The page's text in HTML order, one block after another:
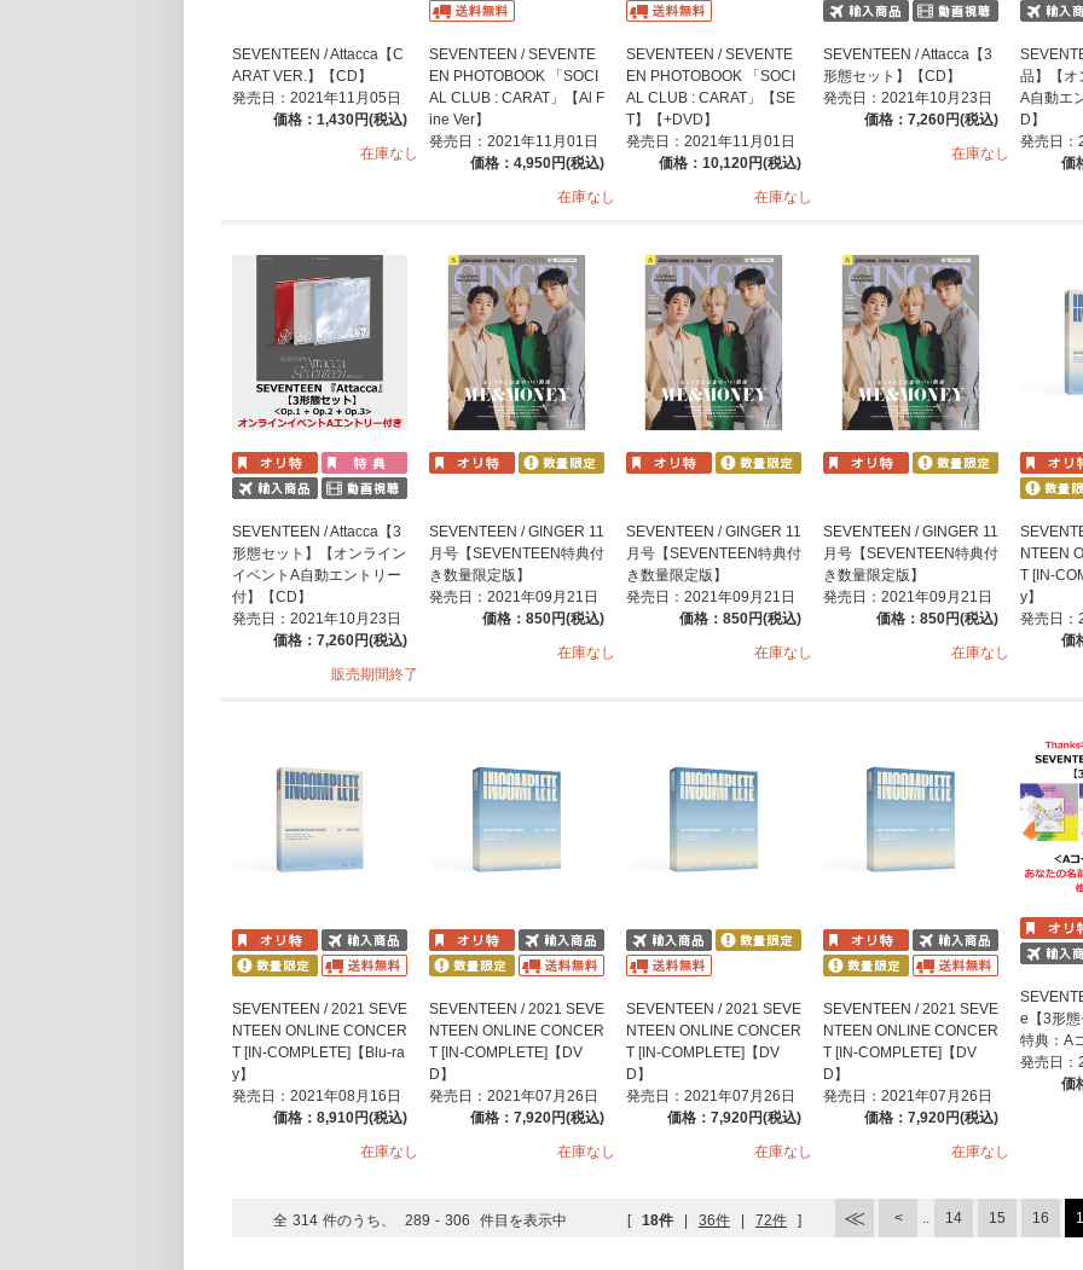
SEVENTEEN / Attacca【C
ARAT VER.】【CD】
発売日：2021年11月05日
価格：1,430円(税込)
在庫なし
SEVENTEEN / SEVENTE
EN PHOTOBOOK 「SOCI
AL CLUB : CARAT」【Al F
ine Ver】
発売日：2021年11月01日
価格：4,950円(税込)
在庫なし
SEVENTEEN / SEVENTE
EN PHOTOBOOK 「SOCI
AL CLUB : CARAT」【SE
T】【+DVD】
発売日：2021年11月01日
価格：10,120円(税込)
在庫なし
SEVENTEEN / Attacca【3
形態セット】【CD】
発売日：2021年10月23日
価格：7,260円(税込)
在庫なし
品】【オ
A自動エ
D】
発売日：
価
SEVENTEEN / Attacca【3
形態セット】【オンライン
イベントA自動エントリー
付】【CD】
発売日：2021年10月23日
価格：7,260円(税込)
販売期間終了
SEVENTEEN / GINGER 11
月号【SEVENTEEN特典付
き数量限定版】
発売日：2021年09月21日
価格：850円(税込)
在庫なし
SEVENTEEN / GINGER 11
月号【SEVENTEEN特典付
き数量限定版】
発売日：2021年09月21日
価格：850円(税込)
在庫なし
SEVENTEEN / GINGER 11
月号【SEVENTEEN特典付
き数量限定版】
発売日：2021年09月21日
価格：850円(税込)
在庫なし
NTEEN
T [IN-
y】
発売日：
価
SEVENTEEN / 2021 SEVE
NTEEN ONLINE CONCER
T [IN-COMPLETE]【Blu-ra
y】
発売日：2021年08月16日
価格：8,910円(税込)
在庫なし
SEVENTEEN / 2021 SEVE
NTEEN ONLINE CONCER
T [IN-COMPLETE]【DV
D】
発売日：2021年07月26日
価格：7,920円(税込)
在庫なし
SEVENTEEN / 2021 SEVE
NTEEN ONLINE CONCER
T [IN-COMPLETE]【DV
D】
発売日：2021年07月26日
価格：7,920円(税込)
在庫なし
SEVENTEEN / 2021 SEVE
NTEEN ONLINE CONCER
T [IN-COMPLETE]【DV
D】
発売日：2021年07月26日
価格：7,920円(税込)
在庫なし
e【3形
特典：A
発売日：
価
全 314 件のうち、 289 - 306 件目を表示中 [ 18件 | 36件 | 72件 ] 14 15 16